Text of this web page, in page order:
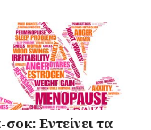
Εντείνει τα